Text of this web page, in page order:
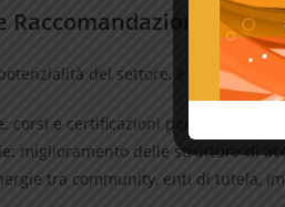
Raccomandazioni per
del settore, è
: corsi e certificazioni per guide di
: miglioramento delle strutture di
tra community, enti di tutela,